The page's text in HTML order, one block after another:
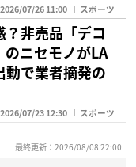
2026/07/26 11:00 スポーツ
？非売品「デコ
のニセモノがLA
で業者摘発の
2026/07/23 12:30 スポーツ
最終更新：2026/08/08 22:00